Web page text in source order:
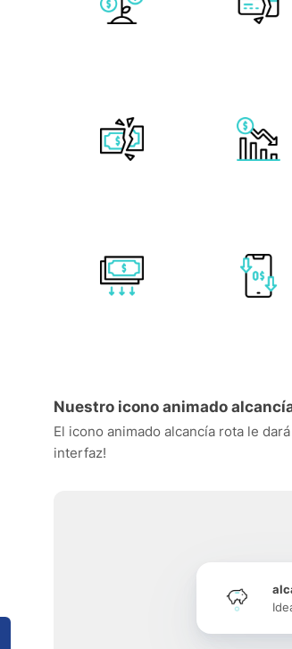
Nuestro icono animado
El icono animado alcancía rota le
interfaz!